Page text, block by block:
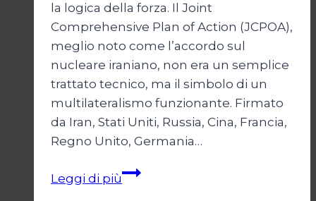
la logica della forza. Il Joint
Comprehensive Plan of Action (JCPOA),
meglio noto come l’accordo sul
nucleare iraniano, non era un semplice
trattato tecnico, ma il simbolo di un
multilateralismo funzionante. Firmato
da Iran, Stati Uniti, Russia, Cina, Francia,
Regno Unito, Germania…
Leggi di piùJCPOA,